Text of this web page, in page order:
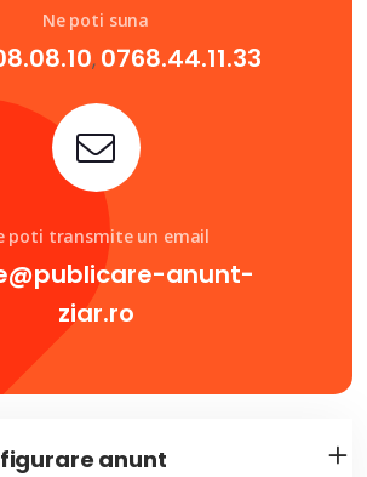
Ne poti suna
, 0768.44.11.33
poti transmite un email
anunt-
ziar.ro
anunt